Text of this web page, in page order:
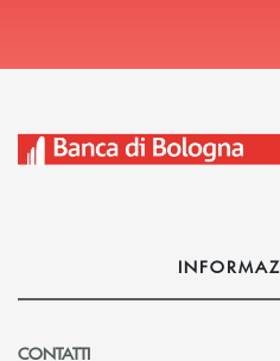
CONTATTI